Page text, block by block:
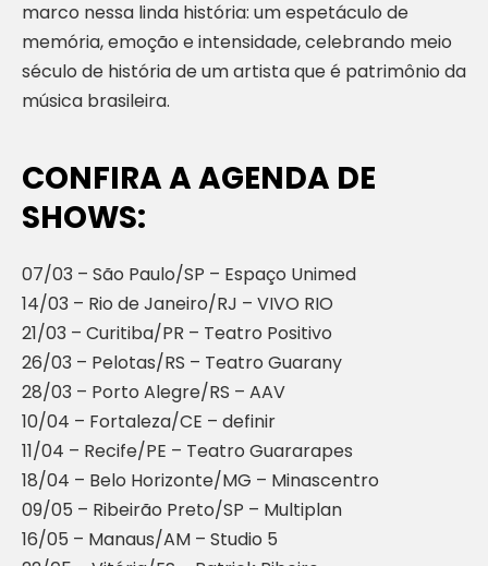
marco nessa linda história: um espetáculo de
memória, emoção e intensidade, celebrando meio
século de história de um artista que é patrimônio da
música brasileira.
CONFIRA A AGENDA DE
SHOWS:
07/03 – São Paulo/SP – Espaço Unimed
14/03 – Rio de Janeiro/RJ – VIVO RIO
21/03 – Curitiba/PR – Teatro Positivo
26/03 – Pelotas/RS – Teatro Guarany
28/03 – Porto Alegre/RS – AAV
10/04 – Fortaleza/CE – definir
11/04 – Recife/PE – Teatro Guararapes
18/04 – Belo Horizonte/MG – Minascentro
09/05 – Ribeirão Preto/SP – Multiplan
16/05 – Manaus/AM – Studio 5